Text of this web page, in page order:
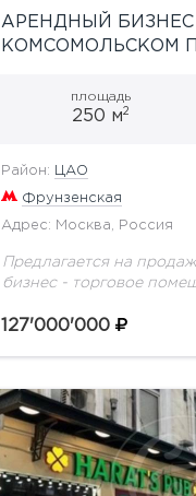
АРЕНДНЫЙ
КОМСОМОЛЬСКОМ
площадь
250 м2
Район: ЦАО
Фрунзенская
Адрес: Москва, Россия
Предлагается на
бизнес - торговое
"Фрунзенская", Общая
127'000'000